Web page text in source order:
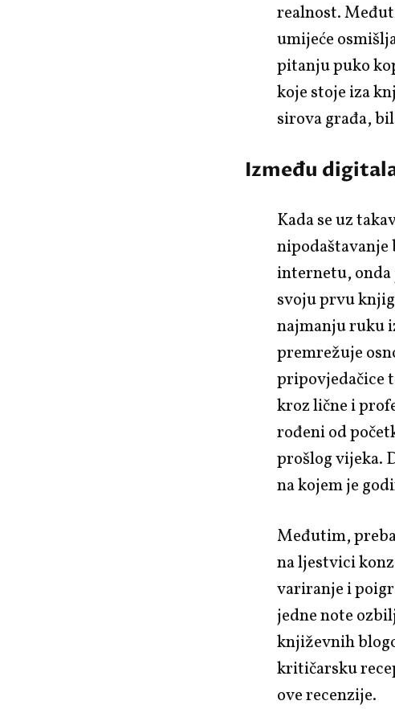
realnost.
umijeće
pitanju puko
koje stoje iza
sirova građa,
Između
Kada se uz
internetu, onda
svoju prvu
najmanju ruku
premrežuje
pripovjedačice
kroz lične i
rođeni od
prošlog vijeka.
na kojem je
Međutim,
na ljestvici
variranje i
jedne note
književnih
kritičarsku
ove recenzije.